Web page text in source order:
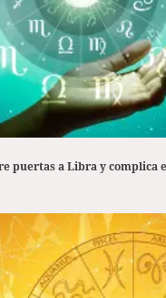
puertas a Libra y complica